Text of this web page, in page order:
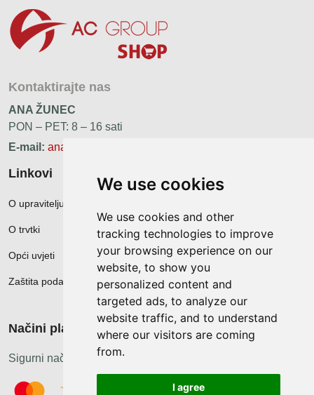
We use cookies
We use cookies and other
tracking technologies to improve
your browsing experience on our
website, to show you
personalized content and
targeted ads, to analyze our
website traffic, and to understand
where our visitors are coming
from.
I agree
Kontaktirajte nas
ANA ŽUNEC
PON – PET: 8 – 16 sati
E-mail: ana.zunec@ac-group.hr
Linkovi
O upravitelju web portala
O trvtki
Opći uvjeti
Zaštita podataka
Načini plačanja
Sigurni načini plaćanja